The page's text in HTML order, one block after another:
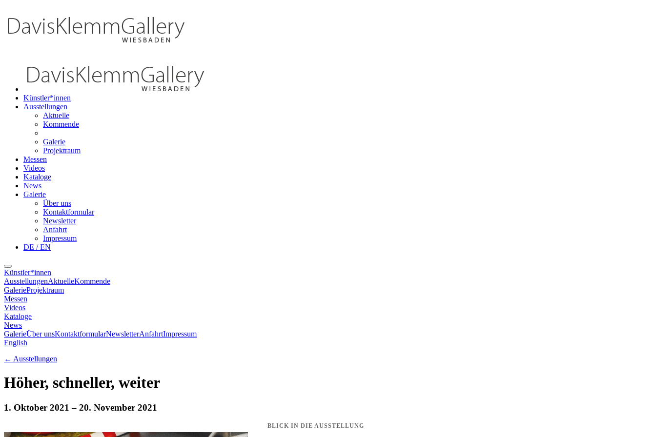
Künstler*innen
Ausstellungen
Aktuelle
Kommende
Galerie
Projektraum
Messen
Videos
Kataloge
News
Galerie
Über uns
Kontaktformular
Newsletter
Anfahrt
Impressum
DE / EN
Künstler*innen
AusstellungenAktuelleKommende
GalerieProjektraum
Messen
Videos
Kataloge
News
GalerieÜber unsKontaktformularNewsletterAnfahrtImpressum
English
← Ausstellungen
Höher, schneller, weiter
1. Oktober 2021 – 20. November 2021
BLICK IN DIE AUSSTELLUNG